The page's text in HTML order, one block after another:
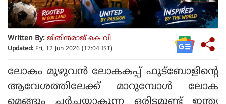
Written By: ജിതിൻരാജ് കെ വി
Updated: Fri, 12 Jun 2026 (17:04 IST)
ലോകം മുഴുവന്‍ ലോകകപ്പ് ഫുട്‌ബോളിന്റെ
ആവേശത്തിലേക്ക് മാറുമ്പോള്‍ ലോക